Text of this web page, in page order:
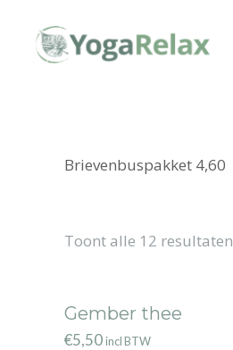
Brievenbuspakket 4,60
Toont alle 12 resultaten
Gember thee
€5,50 incl BTW